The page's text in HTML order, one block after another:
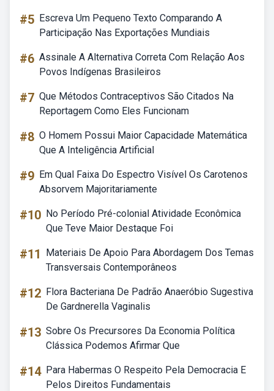
#5 Escreva Um Pequeno Texto Comparando A
Participação Nas Exportações Mundiais
#6 Assinale A Alternativa Correta Com Relação Aos
Povos Indígenas Brasileiros
#7 Que Métodos Contraceptivos São Citados Na
Reportagem Como Eles Funcionam
#8 O Homem Possui Maior Capacidade Matemática
Que A Inteligência Artificial
#9 Em Qual Faixa Do Espectro Visível Os Carotenos
Absorvem Majoritariamente
#10 No Período Pré-colonial Atividade Econômica
Que Teve Maior Destaque Foi
#11
Materiais De Apoio Para Abordagem Dos Temas
Transversais Contemporâneos
#12 Flora Bacteriana De Padrão Anaeróbio Sugestiva
De Gardnerella Vaginalis
#13 Sobre Os Precursores Da Economia Política
Clássica Podemos Afirmar Que
#14 Para Habermas O Respeito Pela Democracia E
Pelos Direitos Fundamentais